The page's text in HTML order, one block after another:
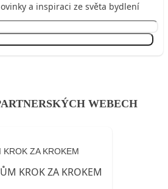
a inspiraci ze světa bydlení
WEBECH
KROK ZA KROKEM